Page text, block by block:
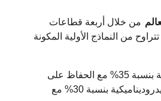
من خلال أربعة قطاعات
من النماذج الأولية المكونة
لقد قمنا بتقليل وزن دعامة الشبكة المُشكَّلة في سبائك التيتانيوم لمصنعي الأقمار الصناعية بنسبة 35% مع الحفاظ على
للغرسات الطبية، وعززنا الكفاءة الهيدروديناميكية بنسبة 30% مع